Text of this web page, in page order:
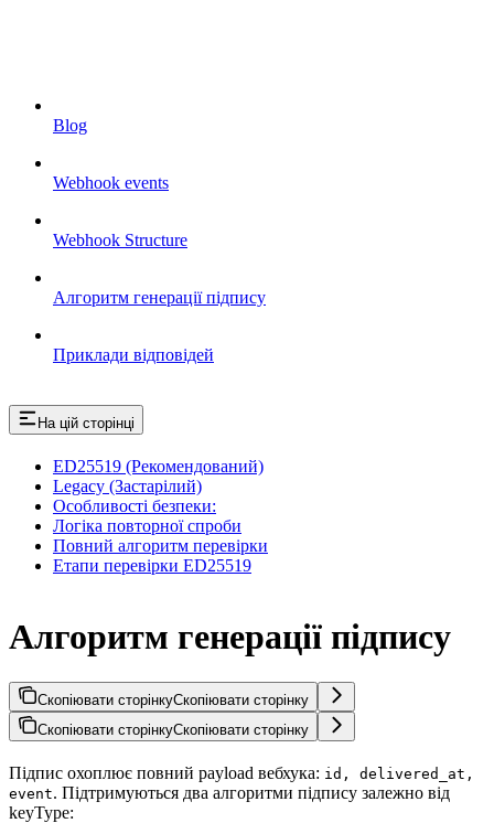
Blog
Webhook events
Webhook Structure
Алгоритм генерації підпису
Приклади відповідей
На цій сторінці
ED25519 (Рекомендований)
Legacy (Застарілий)
Особливості безпеки:
Логіка повторної спроби
Повний алгоритм перевірки
Етапи перевірки ED25519
Алгоритм генерації підпису
Скопіювати сторінкуСкопіювати сторінку
Скопіювати сторінкуСкопіювати сторінку
Підпис охоплює повний payload вебхука: id, delivered_at,
event. Підтримуються два алгоритми підпису залежно від
keyType: